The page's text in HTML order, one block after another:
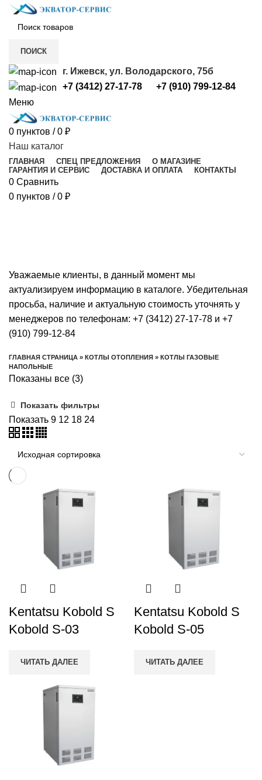
ПОИСК
г. Ижевск, ул. Володарского, 75б
+7 (3412) 27-17-78
+7 (910) 799-12-84
Меню
0 пунктов / 0 ₽
Наш каталог
ГЛАВНАЯ СПЕЦ ПРЕДЛОЖЕНИЯ
О МАГАЗИНЕ
ГАРАНТИЯ И СЕРВИС
ДОСТАВКА И ОПЛАТА КОНТАКТЫ
0 Сравнить
0 пунктов / 0 ₽
Уважаемые клиенты, в данный момент мы
актуализируем информацию в каталоге. Убедительная
просьба, наличие и актуальную стоимость уточнять у
менеджеров по телефонам: +7 (3412) 27-17-78 и +7
(910) 799-12-84
ГЛАВНАЯ СТРАНИЦА » КОТЛЫ ОТОПЛЕНИЯ » КОТЛЫ ГАЗОВЫЕ
НАПОЛЬНЫЕ
Показаны все (3)
Показать фильтры
Показать 9 12 18 24
Kentatsu Kobold S
Kobold S-03
ЧИТАТЬ ДАЛЕЕ
Kentatsu Kobold S
Kobold S-05
ЧИТАТЬ ДАЛЕЕ